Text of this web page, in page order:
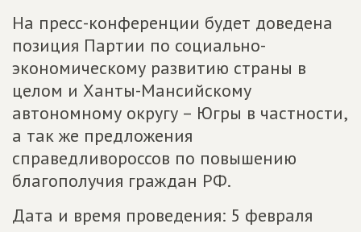
На пресс-конференции будет доведена
позиция Партии по социально-
экономическому развитию страны в
целом и Ханты-Мансийскому
автономному округу – Югры в частности,
а так же предложения
справедливороссов по повышению
благополучия граждан РФ.
Дата и время проведения: 5 февраля